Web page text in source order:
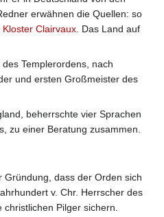
erwähnen die Quellen: so
Kloster Clairvaux . Das Land auf
Templerordens, nach
und ersten Großmeister des
beherrschte vier Sprachen
zu einer Beratung zusammen.
Gründung, dass der Orden sich
v. Chr. Herrscher des
Pilger sichern.